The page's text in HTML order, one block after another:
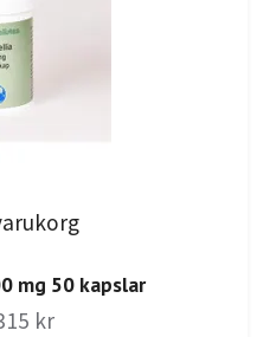
mg 50 kapslar
kr